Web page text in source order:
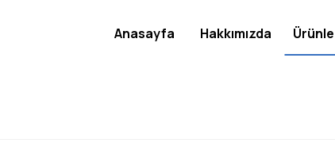
Anasayfa Hakkımızda